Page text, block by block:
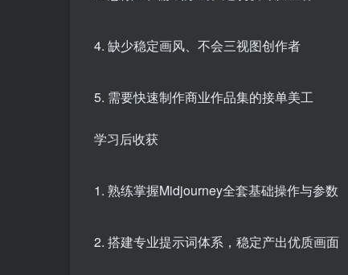
4. 缺少稳定画风、不会三视图创作者
5. 需要快速制作商业作品集的接单美工
学习后收获
1. 熟练掌握Midjourney全套基础操作与参数
2. 搭建专业提示词体系，稳定产出优质画面